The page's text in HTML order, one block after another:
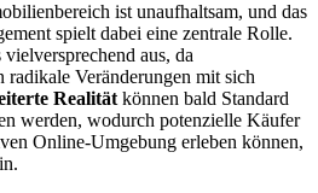
ist unaufhaltsam, und das
spielt dabei eine zentrale Rolle.
aus, da
Veränderungen mit sich
Realität können bald Standard
werden, wodurch potenzielle Käufer
Online-Umgebung erleben können,